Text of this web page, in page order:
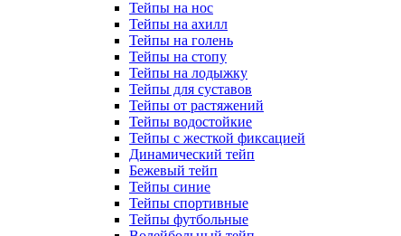
Тейпы на нос
Тейпы на ахилл
Тейпы на голень
Тейпы на стопу
Тейпы на лодыжку
Тейпы для суставов
Тейпы от растяжений
Тейпы водостойкие
Тейпы с жесткой фиксацией
Динамический тейп
Бежевый тейп
Тейпы синие
Тейпы спортивные
Тейпы футбольные